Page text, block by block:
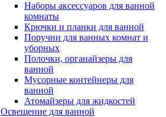
Наборы аксессуаров для ванной
комнаты
Крючки и планки для ванной
Поручни для ванных комнат и
уборных
Полочки, органайзеры для
ванной
Мусорные контейнеры для
ванной
Атомайзеры для жидкостей
Освещение для ванной